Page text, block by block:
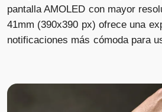
pantalla AMOLED con mayor
41mm (390x390 px) ofrece una
notificaciones más cómoda para